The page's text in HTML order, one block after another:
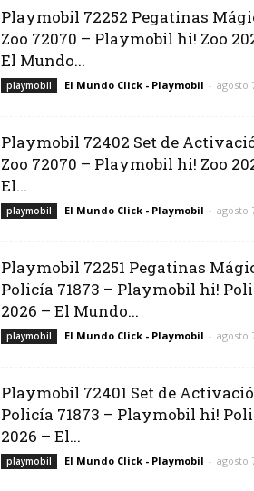
Playmobil 72252 Pegatinas
Zoo 72070 – Playmobil hi! Zoo
El Mundo...
playmobil El Mundo Click - Playmobil - agosto
Playmobil 72402 Set de
Zoo 72070 – Playmobil hi! Zoo
El...
playmobil El Mundo Click - Playmobil - agosto
Playmobil 72251 Pegatinas
Policía 71873 – Playmobil hi!
2026 – El Mundo...
playmobil El Mundo Click - Playmobil - agosto
Playmobil 72401 Set de
Policía 71873 – Playmobil hi!
2026 – El...
playmobil El Mundo Click - Playmobil - agosto